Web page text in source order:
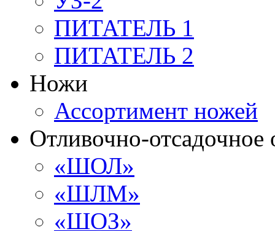
ПИТАТЕЛЬ 1
ПИТАТЕЛЬ 2
Ножи
Ассортимент ножей
Отливочно-отсадочное
«ШОЛ»
«ШЛМ»
«ШОЗ»